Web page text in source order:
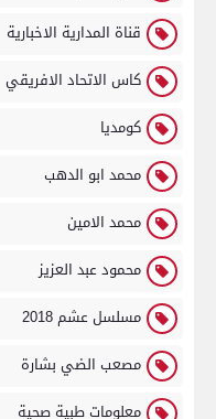
قناة المدارية الاخبارية
كاس الاتحاد الافريقي
كومديا
محمد ابو الدهب
محمد الامين
محمود عبد العزيز
مسلسل عشم 2018
مصعب الضي بشارة
معلومات طبية صحية